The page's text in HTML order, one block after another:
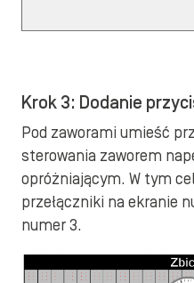
Krok 3: Dodanie
Pod zaworami umieść
sterowania zaworem
opróżniającym. W tym
przełączniki na ekranie
numer 3.